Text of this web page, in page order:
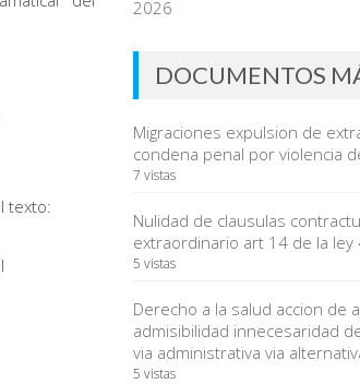
texto:
2026
DOCUMENTOS
Migraciones expulsion de
condena penal por violencia
7 vistas
Nulidad de clausulas
extraordinario art 14 de la ley
5 vistas
Derecho a la salud accion de
admisibilidad innecesaridad
via administrativa via
5 vistas